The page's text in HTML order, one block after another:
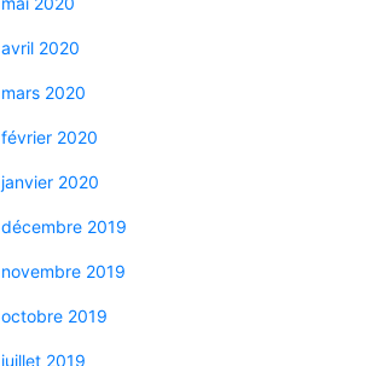
avril 2020
mars 2020
février 2020
janvier 2020
décembre 2019
novembre 2019
octobre 2019
juillet 2019